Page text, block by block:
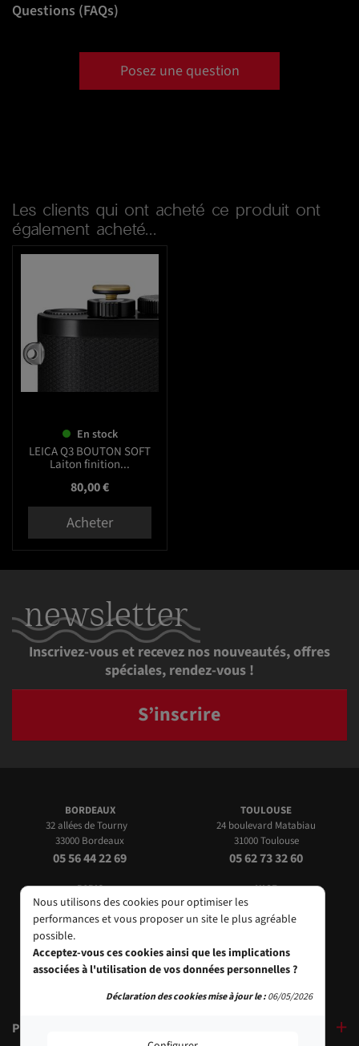
Questions (FAQs)
Posez une question
Les clients qui ont acheté ce produit ont
également acheté...
En stock
LEICA Q3 BOUTON SOFT
Laiton finition...
Prix
80,00 €
Acheter
newsletter
Inscrivez-vous et recevez nos nouveautés, offres
spéciales, rendez-vous !
S’inscrire
BORDEAUX
32 allées de Tourny
33000 Bordeaux
05 56 44 22 69
PARIS
9, bd des Filles-du-Calvaire
75003 Paris
01 40 29 91 91
PRODUITS
TOULOUSE
24 boulevard Matabiau
31000 Toulouse
05 62 73 32 60
NICE
24 Rue de l'Hôtel des Postes
06000 Nice
Nous utilisons des cookies pour optimiser les
performances et vous proposer un site le plus agréable
possible.
Acceptez-vous ces cookies ainsi que les implications
associées à l'utilisation de vos données personnelles ?
Déclaration des cookies mise à jour le :06/05/2026